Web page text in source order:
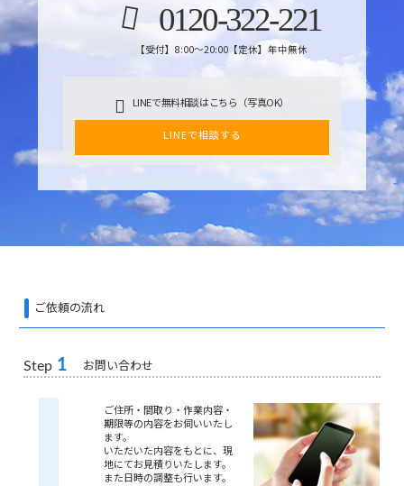
0120-322-221
【受付】8:00～20:00【定休】年中無休
LINEで無料相談はこちら（写真OK）
LINEで相談する
ご依頼の流れ
Step 1 お問い合わせ
ご住所・間取り・作業内容・
期限等の内容をお伺いいたし
ます。
いただいた内容をもとに、現
地にてお見積りいたします。
また日時の調整も行います。